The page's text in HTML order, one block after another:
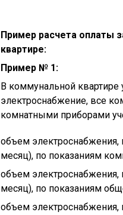
Пример расчета оплаты
квартире:
Пример № 1:
В коммунальной квартире
электроснабжение, все
комнатными приборами
объем электроснабжения,
месяц), по показаниям
объем электроснабжения,
месяц), по показаниям
объем электроснабжения,